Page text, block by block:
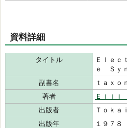
資料詳細
タイトル
Ｅｌｅ
ｅ Ｓｙ
副書名
ｔａｘ
著者
Ｅｉｊｉ
出版者
Ｔｏｋ
出版年
１９７８